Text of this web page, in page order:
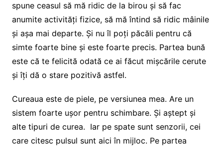
spune ceasul să mă ridic de la birou și să fac
anumite activități fizice, să mă întind să ridic mâinile
și așa mai departe. Și nu îl poți păcăli pentru că
simte foarte bine și este foarte precis. Partea bună
este că te felicită odată ce ai făcut mișcările cerute
și îți dă o stare pozitivă astfel.
Cureaua este de piele, pe versiunea mea. Are un
sistem foarte ușor pentru schimbare. Și aștept și
alte tipuri de curea. Iar pe spate sunt senzorii, cei
care citesc pulsul sunt aici în mijloc. Pe partea